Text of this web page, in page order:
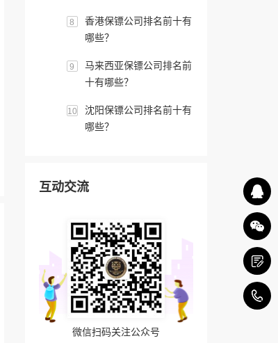
8
香港保镖公司排名前十有
哪些？
9
马来西亚保镖公司排名前
十有哪些？
10
沈阳保镖公司排名前十有
哪些？
互动交流
微信扫码关注公众号